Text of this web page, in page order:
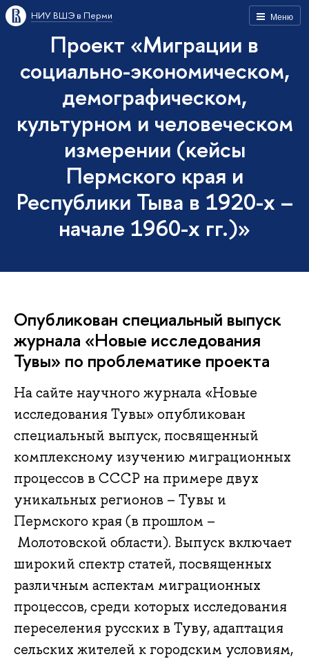
Меню
НИУ ВШЭ в Перми
Проект «Миграции в
социально-экономическом,
демографическом,
культурном и человеческом
измерении (кейсы
Пермского края и
Республики Тыва в 1920-х –
начале 1960-х гг.)»
Опубликован специальный выпуск
журнала «Новые исследования
Тувы» по проблематике проекта
На сайте научного журнала «Новые
исследования Тувы» опубликован
специальный выпуск, посвященный
комплексному изучению миграционных
процессов в СССР на примере двух
уникальных регионов – Тувы и
Пермского края (в прошлом –
Молотовской области). Выпуск включает
широкий спектр статей, посвященных
различным аспектам миграционных
процессов, среди которых исследования
переселения русских в Туву, адаптация
сельских жителей к городским условиям,